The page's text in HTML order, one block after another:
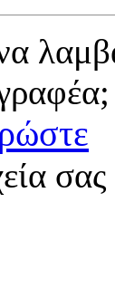
σας